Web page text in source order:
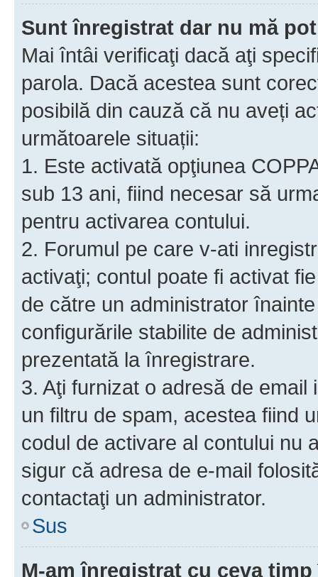
Sunt înregistrat dar nu mă
Mai întâi verificaţi dacă aţi
parola. Dacă acestea sunt
posibilă din cauză că nu aveți
următoarele situații:
1. Este activată opţiunea
sub 13 ani, fiind necesar să
pentru activarea contului.
2. Forumul pe care v-ati
activaţi; contul poate fi activat
de către un administrator
configurările stabilite de
prezentată la înregistrare.
3. Aţi furnizat o adresă de
un filtru de spam, acestea fiind
codul de activare al contului nu
sigur că adresa de e-mail
contactaţi un administrator.
Sus
M-am înregistrat cu ceva